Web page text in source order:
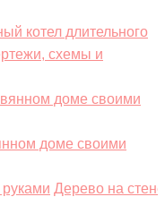
котел длительного
схемы и
доме своими
Дерево на стене